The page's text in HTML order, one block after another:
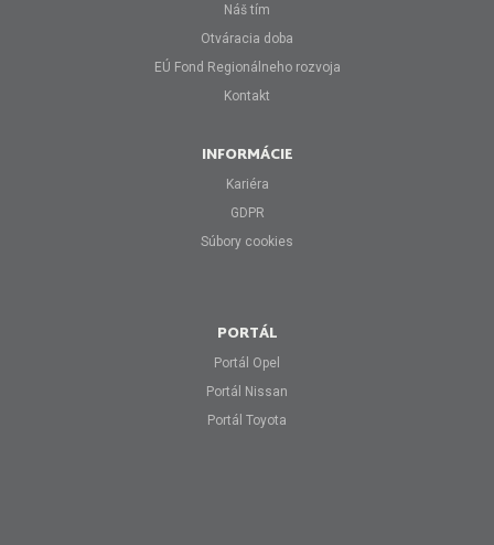
Náš tím
Otváracia doba
EÚ Fond Regionálneho rozvoja
Kontakt
INFORMÁCIE
Kariéra
GDPR
Súbory cookies
PORTÁL
Portál Opel
Portál Nissan
Portál Toyota